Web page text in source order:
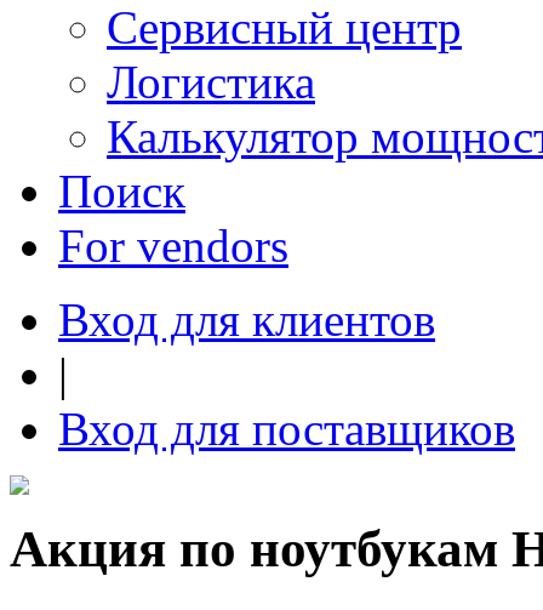
Сервисный центр
Логистика
Калькулятор
Поиск
For vendors
Вход для клиентов
|
Вход для поставщиков
Акция по ноутбукам